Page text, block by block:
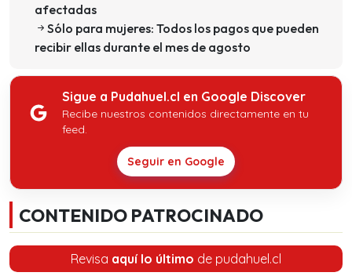
afectadas
Sólo para mujeres: Todos los pagos que pueden
recibir ellas durante el mes de agosto
Sigue a Pudahuel.cl en Google Discover
Recibe nuestros contenidos directamente en tu
feed.
Seguir en Google
CONTENIDO PATROCINADO
Revisa aquí lo último de pudahuel.cl